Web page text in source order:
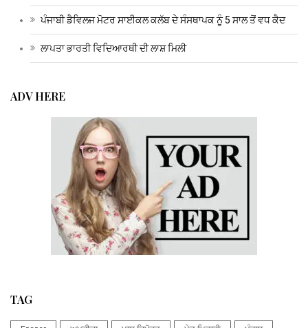
ਪੰਜਾਬੀ ਡੈਵਿਲਜ ਮੋਟਰ ਸਾਈਕਲ ਕਲੱਬ ਦੇ ਸੰਸਥਾਪਕ ਨੂੰ 5 ਸਾਲ ਤੋਂ ਵਧ ਕੈਦ
ਲਾਪਤਾ ਭਾਰਤੀ ਵਿਦਿਆਰਥੀ ਦੀ ਲਾਸ਼ ਮਿਲੀ
ADV HERE
TAG